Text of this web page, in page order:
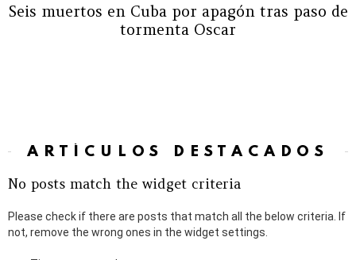
Seis muertos en Cuba por apagón tras paso de
tormenta Oscar
ARTÍCULOS DESTACADOS
No posts match the widget criteria
Please check if there are posts that match all the below criteria. If
not, remove the wrong ones in the widget settings.